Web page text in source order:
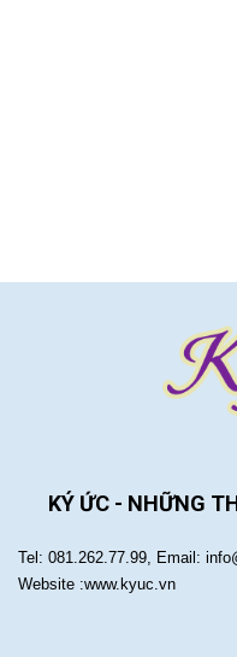
KÝ ỨC - NHỮNG
Tel: 081.262.77.99, Email:
Website :www.kyuc.vn